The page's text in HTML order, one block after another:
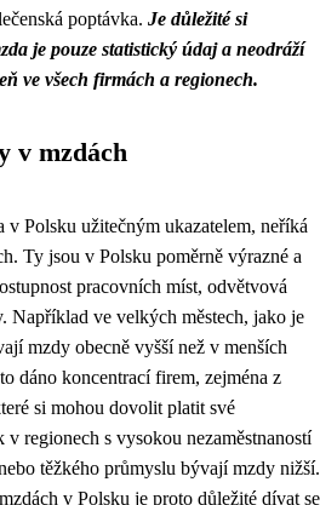
poptávka. Je důležité si
je pouze statistický údaj a neodráží
ve všech firmách a regionech.
v mzdách
Polsku užitečným ukazatelem, neříká
Ty jsou v Polsku poměrně výrazné a
pracovních míst, odvětvová
Například ve velkých městech, jako je
mzdy obecně vyšší než v menších
dáno koncentrací firem, zejména z
si mohou dovolit platit své
v regionech s vysokou nezaměstnaností
těžkého průmyslu bývají mzdy nižší.
v Polsku je proto důležité dívat se